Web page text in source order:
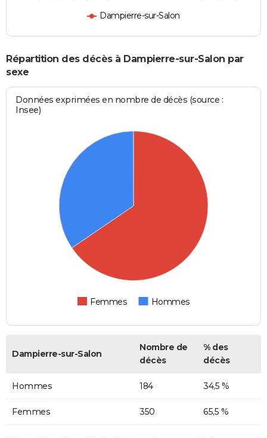
Dampierre-sur-Salon
Répartition des décès à Dampierre-sur-Salon par
sexe
Données exprimées en nombre de décès (source :
Insee)
Femmes Hommes
Dampierre-sur-Salon
Nombre de
décès
% des
décès
Hommes 184 34,5 %
Femmes 350 65,5 %